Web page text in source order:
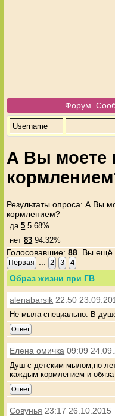
Форум
А Вы моете
Результаты опроса: А Вы
кормлением?
да5 5.68%
нет83 94.32%
Голосовавшие:88 . Вы ещё
Первая 2 3 4
Образ жизни при ГВ
alenabarsik 22:50
Не мыла специально. В
Ответ
Елена омичка 09:09
Душ с детским мылом,но
каждым кормлением и
Ответ
Совунья 23:17 26.10.2015